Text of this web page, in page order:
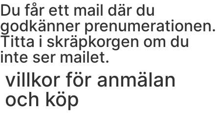
Du får ett mail där du
godkänner prenumerationen.
Titta i skräpkorgen om du
inte ser mailet.
villkor för anmälan
och köp